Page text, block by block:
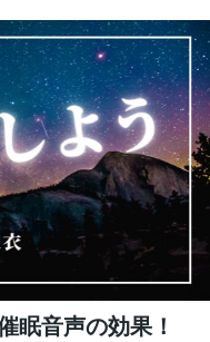
眠音声の効果！